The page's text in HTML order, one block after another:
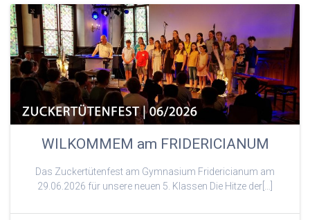
WILKOMMEM am FRIDERICIANUM
Das Zuckertütenfest am Gymnasium Fridericianum am
29.06.2026 für unsere neuen 5. Klassen Die Hitze der[…]